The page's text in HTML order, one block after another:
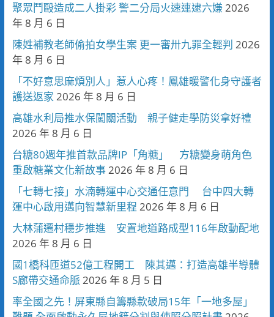
聚眾鬥毆造成二人掛彩 警二分局火速連逮六嫌2026
年 8 月 6 日
陳姓補教老師偷拍女學生案 更一審卅九罪全輕判 2026
年 8 月 6 日
「不好意思麻煩別人」惹人心疼！鳳雄暖警化身守護者
護送返家 2026 年 8 月 6 日
高雄水利局推水保闖關活動 親子健走學防災拿好禮
2026 年 8 月 6 日
台糖80週年推首款品牌IP「角糖」 方糖變身萌角色
重啟糖業文化新故事2026 年 8 月 6 日
「七轉七接」水湳轉運中心交通任意門 台中四大轉
運中心啟用邁向智慧新里程 2026 年 8 月 6 日
大林蒲遷村穩步推進 安置地道路成型116年啟動配地
2026 年 8 月 6 日
國1橋科匝道52億工程開工 陳其邁：打造高雄半導體
S廊帶交通命脈2026 年 8 月 5 日
率全國之先！屏東縣自籌縣款破局15年「一地多屋」